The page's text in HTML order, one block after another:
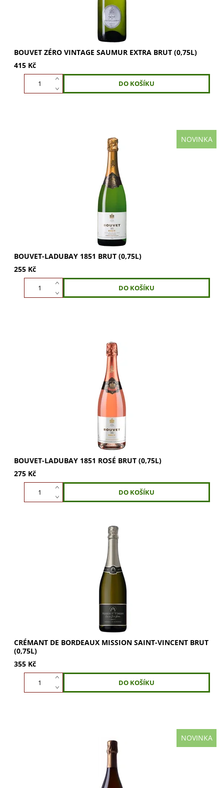
BOUVET ZÉRO VINTAGE SAUMUR EXTRA BRUT (0,75L)
415 Kč
NOVINKA
Bouvet-Ladubay 1851, svěží Crémant s citrusovými tóny,
melounem a květy. Jemná brioška s nádechem kouře.
Vychutnejte hedvábnou strukturu, minerální...
BOUVET-LADUBAY 1851 BRUT (0,75L)
255 Kč
Objevte Bouvet-Ladubay Klassich 1851 Rosé s lososově
růžovou barvou. Vychutnejte citrusové tóny, červený rybíz
a maliny. Krémová chuť s jemným...
BOUVET-LADUBAY 1851 ROSÉ BRUT (0,75L)
275 Kč
Crémant de Bordeaux Mission Saint-Vincent je svěží
šumivé víno z oblasti Entre-Deux-Mers, vyrobené tradiční
metodou z odrůd Sémillon, Merlot a...
CRÉMANT DE BORDEAUX MISSION SAINT-VINCENT BRUT
(0,75L)
355 Kč
NOVINKA
Crémant Indigene Extra Brut z Jury: intenzivní a bohaté
perlení, minerální aroma a ovocitý charakter. Plnější tělo a
svěží dochuť. Perfektní pro...